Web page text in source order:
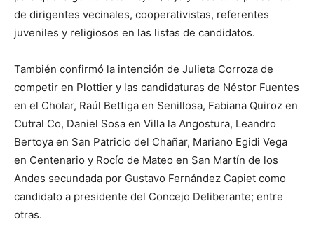
de dirigentes vecinales, cooperativistas, referentes
juveniles y religiosos en las listas de candidatos.
También confirmó la intención de Julieta Corroza de
competir en Plottier y las candidaturas de Néstor Fuentes
en el Cholar, Raúl Bettiga en Senillosa, Fabiana Quiroz en
Cutral Co, Daniel Sosa en Villa la Angostura, Leandro
Bertoya en San Patricio del Chañar, Mariano Egidi Vega
en Centenario y Rocío de Mateo en San Martín de los
Andes secundada por Gustavo Fernández Capiet como
candidato a presidente del Concejo Deliberante; entre
otras.